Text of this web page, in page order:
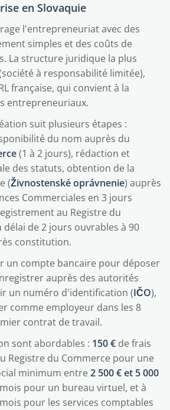
en Slovaquie
l'entrepreneuriat avec des
simples et des coûts de
La structure juridique la plus
à responsabilité limitée),
française, qui convient à la
entrepreneuriaux.
suit plusieurs étapes :
du nom auprès du
(1 à 2 jours), rédaction et
des statuts, obtention de la
(Živnostenské oprávnenie) auprès
Commerciales en 3 jours
au Registre du
délai de 2 jours ouvrables à 90
constitution.
un compte bancaire pour déposer
auprès des autorités
un numéro d'identification (IČO),
comme employeur dans les 8
contrat de travail.
sont abordables : 150 € de frais
Registre du Commerce pour une
minimum entre2 500 € et 5 000
pour un bureau virtuel, et à
pour les services comptables